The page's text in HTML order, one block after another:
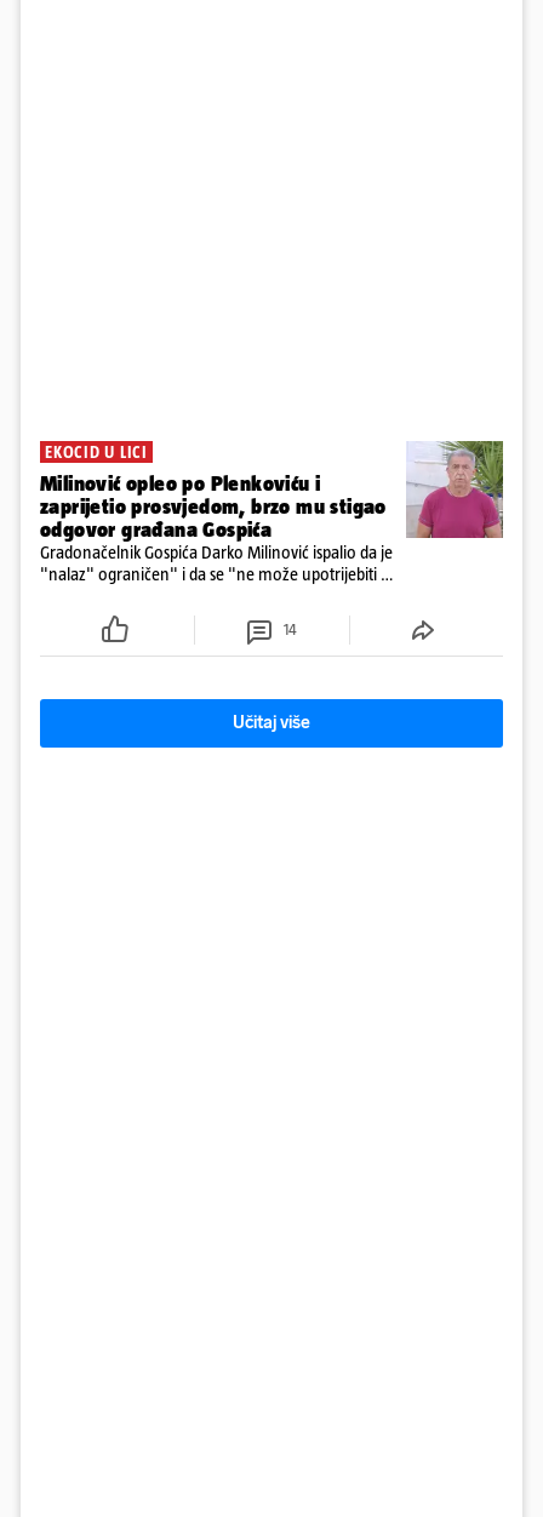
EKOCID U LICI
Milinović opleo po Plenkoviću i
zaprijetio prosvjedom, brzo mu stigao
odgovor građana Gospića
Gradonačelnik Gospića Darko Milinović ispalio da je
"nalaz" ograničen" i da se "ne može upotrijebiti za
ga je naručio Uskok i da je dio spisa
14
Učitaj više